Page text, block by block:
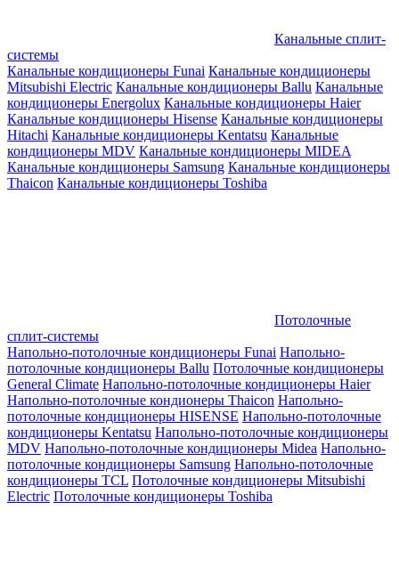
Канальные сплит-
системы
Канальные кондиционеры Funai Канальные кондиционеры
Mitsubishi Electric Канальные кондиционеры Ballu Канальные
кондиционеры Energolux Канальные кондиционеры Haier
Канальные кондиционеры Hisense Канальные кондиционеры
Hitachi Канальные кондиционеры Kentatsu Канальные
кондиционеры MDV Канальные кондиционеры MIDEA
Канальные кондиционеры Samsung Канальные кондиционеры
Thaicon Канальные кондиционеры Toshiba
Потолочные
сплит-системы
Напольно-потолочные кондиционеры Funai Напольно-
потолочные кондиционеры Ballu Потолочные кондиционеры
General Climate Напольно-потолочные кондиционеры Haier
Напольно-потолочные кондионеры Thaicon Напольно-
потолочные кондиционеры HISENSE Напольно-потолочные
кондиционеры Kentatsu Напольно-потолочные кондиционеры
MDV Напольно-потолочные кондиционеры Midea Напольно-
потолочные кондиционеры Samsung Напольно-потолочные
кондиционеры TCL Потолочные кондиционеры Mitsubishi
Electric Потолочные кондиционеры Toshiba